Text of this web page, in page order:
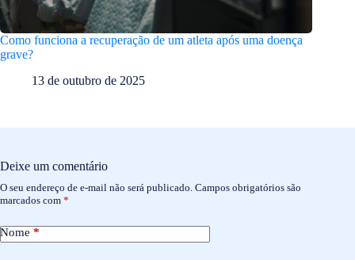
Como funciona a recuperação de um atleta após uma doença
grave?
13 de outubro de 2025
Deixe um comentário
O seu endereço de e-mail não será publicado. Campos obrigatórios são
marcados com *
Nome *